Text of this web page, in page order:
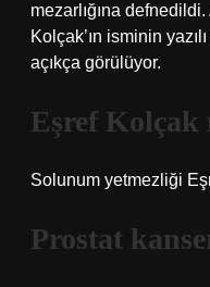
mezarlığına
Kolçak’ın isminin
açıkça görülüyor.
Eşref Kolçak
Solunum yetmezliği
Prostat